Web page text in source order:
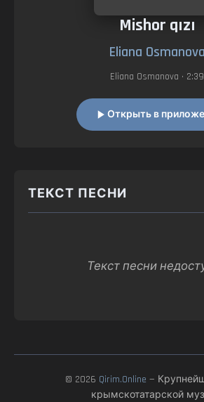
Mishor qızı
Eliana Osmanova
Eliana Osmanova • 2:39
Открыть в
ТЕКСТ ПЕСНИ
Текст песни
© 2026 Qirim.Online —
крымскотатарской